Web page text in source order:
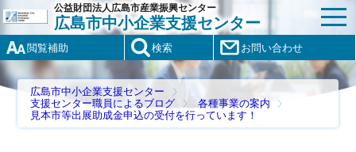
公益財団法人広島市産業振興センター
広島市中小企業支援センター
閲覧補助 検索 お問い合わせ
広島市中小企業支援センター
支援センター職員によるブログ
各種事業の案内
見本市等出展助成金申込の受付を行っています！